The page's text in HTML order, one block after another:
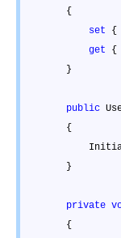
       {
set {
get {
       }
public
       {
       }
private
       {